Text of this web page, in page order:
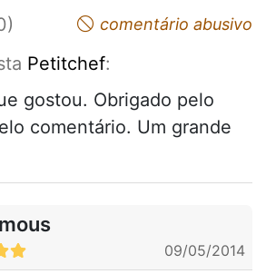
not appreciatecomentário abusivo
Petitchef:
gostou. Obrigado pelo
comentário. Um grande
09/05/2014